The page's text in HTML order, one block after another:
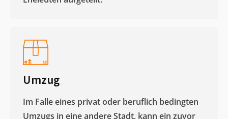
Umzug
Im Falle eines privat oder beruflich bedingten
Umzugs in eine andere Stadt, kann ein zuvor